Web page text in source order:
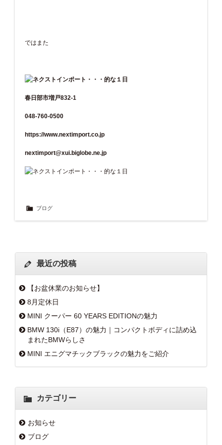
ではまた
春日部市増戸832-1
048-760-0500
https://www.nextimport.co.jp
nextimport@xui.biglobe.ne.jp
ブログ
最近の投稿
【お盆休業のお知らせ】
8月定休日
MINI クーパー 60 YEARS EDITIONの魅力
BMW 130i（E87）の魅力｜コンパクトボディに詰め込
まれたBMWらしさ
MINI エニグマチックブラックの魅力をご紹介
カテゴリー
お知らせ
ブログ